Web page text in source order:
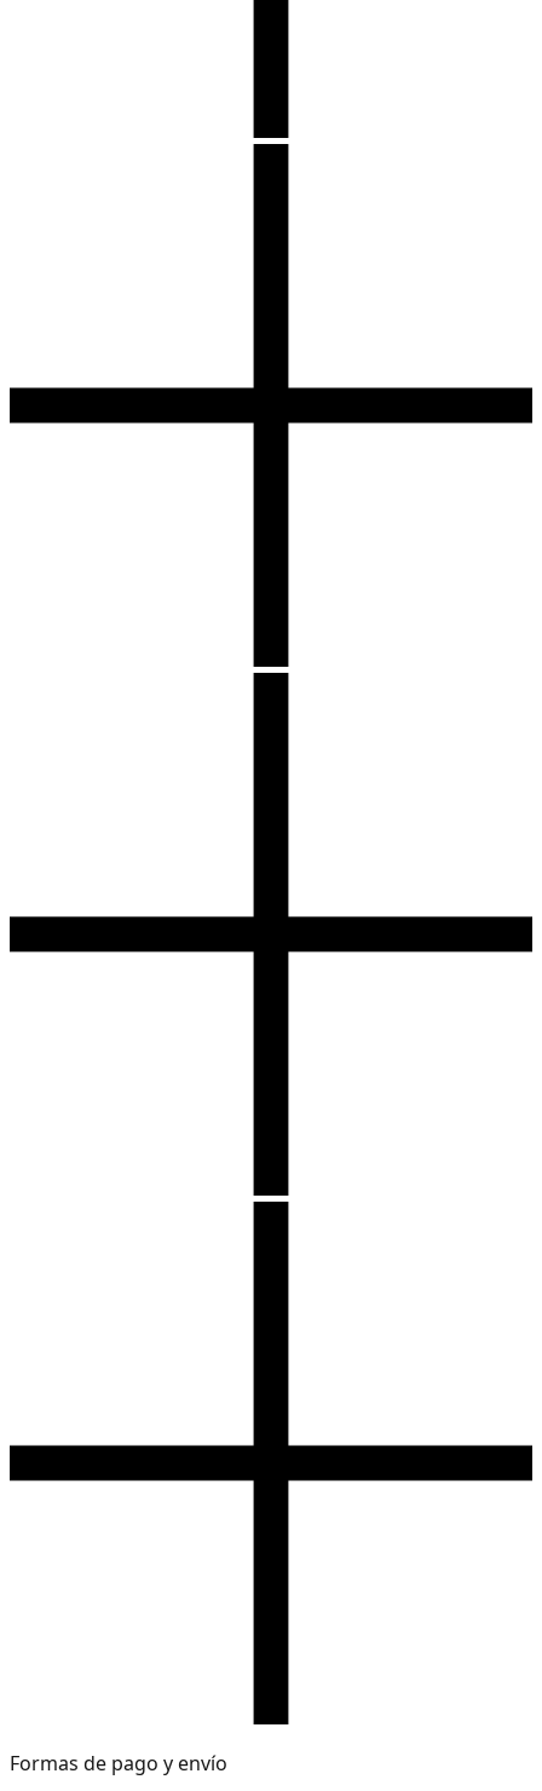
Formas de pago y envío